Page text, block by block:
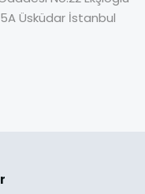
Üsküdar İstanbul